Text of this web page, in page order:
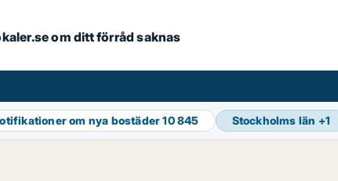
om ditt förråd saknas
om nya bostäder10 845 Stockholms län +1